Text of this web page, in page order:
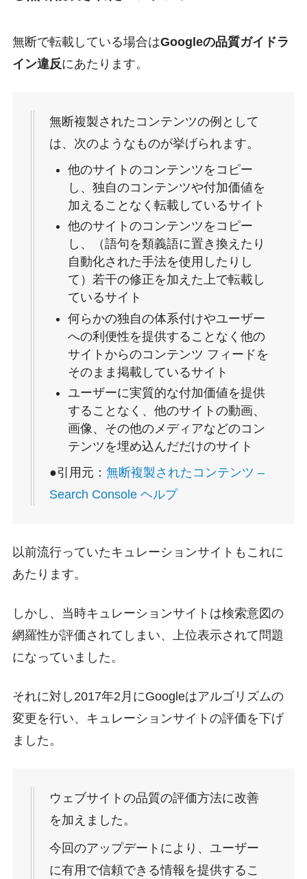
無断で転載している場合はGoogleの品質ガイドラ
イン違反にあたります。
無断複製されたコンテンツの例として
は、次のようなものが挙げられます。
他のサイトのコンテンツをコピー
し、独自のコンテンツや付加価値を
加えることなく転載しているサイト
他のサイトのコンテンツをコピー
し、（語句を類義語に置き換えたり
自動化された手法を使用したりし
て）若干の修正を加えた上で転載し
ているサイト
何らかの独自の体系付けやユーザー
への利便性を提供することなく他の
サイトからのコンテンツ フィードを
そのまま掲載しているサイト
ユーザーに実質的な付加価値を提供
することなく、他のサイトの動画、
画像、その他のメディアなどのコン
テンツを埋め込んだだけのサイト
●引用元： 無断複製されたコンテンツ –
Search Console ヘルプ
以前流行っていたキュレーションサイトもこれに
あたります。
しかし、当時キュレーションサイトは検索意図の
網羅性が評価されてしまい、上位表示されて問題
になっていました。
それに対し2017年2月にGoogleはアルゴリズムの
変更を行い、キュレーションサイトの評価を下げ
ました。
ウェブサイトの品質の評価方法に改善
を加えました。
今回のアップデートにより、ユーザー
に有用で信頼できる情報を提供するこ